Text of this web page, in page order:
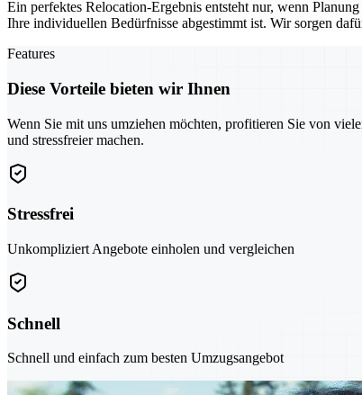
Ein perfektes Relocation-Ergebnis entsteht nur, wenn
Ihre individuellen Bedürfnisse abgestimmt ist. Wir sorgen
Features
Diese Vorteile bieten wir Ihnen
Wenn Sie mit uns umziehen möchten, profitieren Sie von
und stressfreier machen.
Stressfrei
Unkompliziert Angebote einholen und vergleichen
Schnell
Schnell und einfach zum besten Umzugsangebot